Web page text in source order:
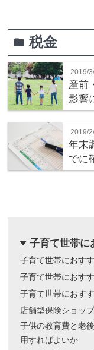
folder税金
2019/
産前
影響
2019/
年末
でに
dropdown 子育て世帯に
子育て世帯におす
子育て世帯におす
子育て世帯におす
店舗型保険ショッ
子供の教育費と老
用すればよいか